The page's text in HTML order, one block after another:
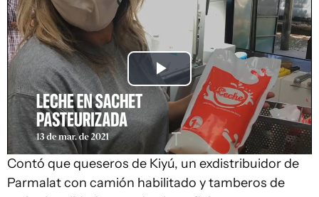
Play
Video
Contó que queseros de Kiyú, un exdistribuidor de
Parmalat con camión habilitado y tamberos de